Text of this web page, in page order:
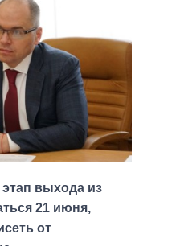
выхода из
21 июня,
от